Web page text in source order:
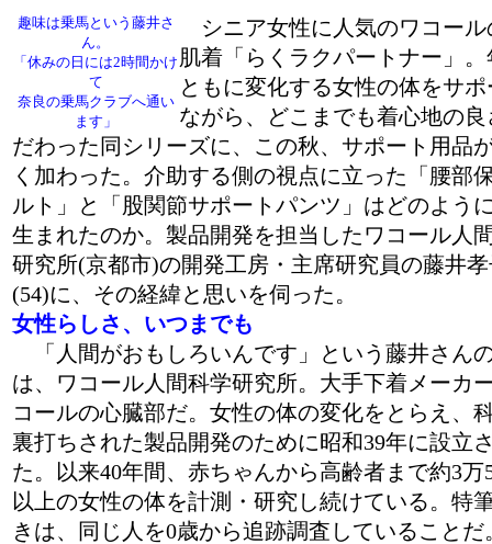
趣味は乗馬という藤井さ
ん。
「休みの日には2時間かけ
て
奈良の乗馬クラブへ通い
ます」
シニア女性に人気のワコール
肌着「らくラクパートナー」
ともに変化する女性の体をサ
ながら、どこまでも着心地の
だわった同シリーズに、この秋、サポート用品
く加わった。介助する側の視点に立った「腰部
ルト」と「股関節サポートパンツ」はどのよう
生まれたのか。製品開発を担当したワコール人
研究所(京都市)の開発工房・主席研究員の藤井
(54)に、その経緯と思いを伺った。
女性らしさ、いつまでも
「人間がおもしろいんです」という藤井さん
は、ワコール人間科学研究所。大手下着メーカ
コールの心臓部だ。女性の体の変化をとらえ、
裏打ちされた製品開発のために昭和39年に設立
た。以来40年間、赤ちゃんから高齢者まで約3万
以上の女性の体を計測・研究し続けている。特
きは、同じ人を0歳から追跡調査していることだ